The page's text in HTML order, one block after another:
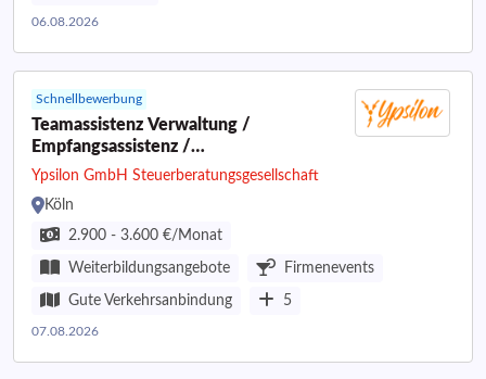
06.08.2026
Schnellbewerbung
Teamassistenz Verwaltung /
Empfangsassistenz /
Verwaltungsassistent / Office-Manager
Ypsilon GmbH Steuerberatungsgesellschaft
Köln
2.900 - 3.600 €/Monat
Weiterbildungsangebote Firmenevents
Gute Verkehrsanbindung 5
07.08.2026